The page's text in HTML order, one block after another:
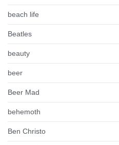
beach life
Beatles
beauty
beer
Beer Mad
behemoth
Ben Christo